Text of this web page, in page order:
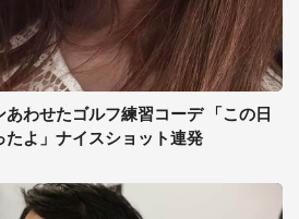
わせたゴルフ練習コーデ 「この日
よ」ナイスショット連発